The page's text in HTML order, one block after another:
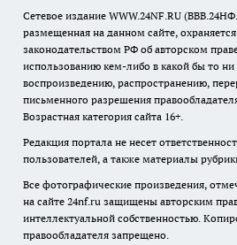
Сетевое издание WWW.24NF.RU
размещенная на данном сайте, охраняется
законодательством РФ об авторском
использованию кем-либо в какой бы то
воспроизведению, распространению,
письменного разрешения
Возрастная категория сайта 16+.
Редакция портала не несет
пользователей, а также материалы
Все фотографические произведения,
на сайте 24nf.ru защищены авторским
интеллектуальной собственностью.
правообладателя запрещено.